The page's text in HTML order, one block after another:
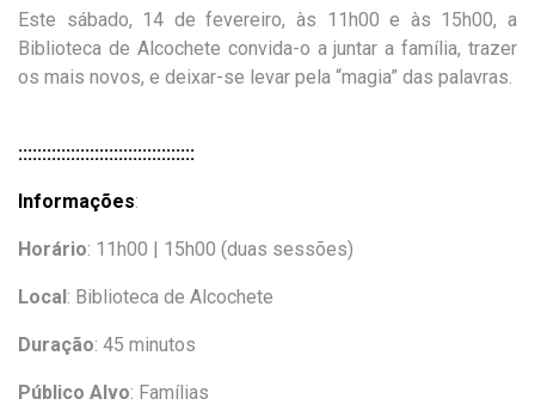
Este sábado, 14 de fevereiro, às 11h00 e às 15h00, a
Biblioteca de Alcochete convida-o a juntar a família, trazer
os mais novos, e deixar-se levar pela “magia” das palavras.
:::::::::::::::::::::::::::::::::::::
Informações:
Horário: 11h00 | 15h00 (duas sessões)
Local: Biblioteca de Alcochete
Duração: 45 minutos
Público Alvo: Famílias